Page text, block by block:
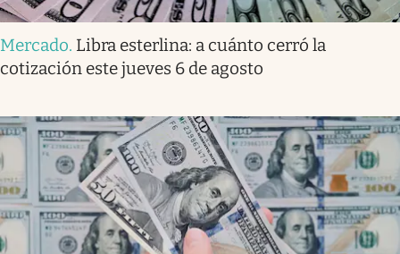
Mercado. Libra esterlina: a cuánto cerró la
cotización este jueves 6 de agosto